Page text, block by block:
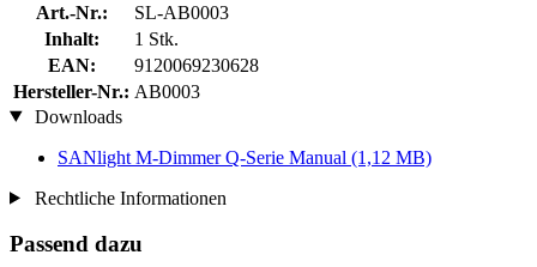
Art.-Nr.:
SL-AB0003
Inhalt:
1 Stk.
EAN:
9120069230628
Hersteller-Nr.: AB0003
Downloads
SANlight M-Dimmer Q-Serie Manual (1,12 MB)
Rechtliche Informationen
Passend dazu